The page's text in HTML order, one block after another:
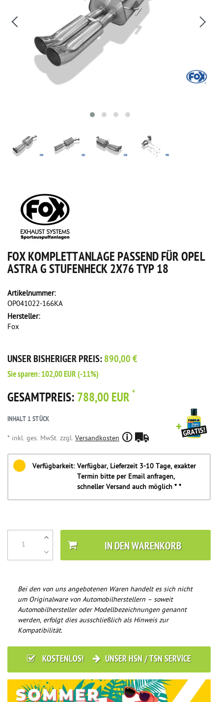
FOX KOMPLETTANLAGE PASSEND FÜR OPEL
ASTRA G STUFENHECK 2X76 TYP 18
Artikelnummer:
OP041022-166KA
Hersteller:
Fox
UNSER BISHERIGER PREIS:890,00 €
Sie sparen:102,00 EUR(-11%)
GESAMTPREIS: 788,00 EUR *
INHALT 1STÜCK
* inkl. ges. MwSt. zzgl. Versandkosten
Verfügbarkeit: Verfügbar, Lieferzeit 3-10 Tage, exakter
Termin bitte per Email anfragen,
schneller Versand auch möglich * *
IN DEN WARENKORB
Bei den von uns angebotenen Waren handelt es sich nicht
um Originalware von Automobilherstellern – soweit
Automobilhersteller oder Modellbezeichnungen genannt
werden, erfolgt dies ausschließlich als Hinweis zur
Kompatibilität.
KOSTENLOS! UNSER HSN / TSN SERVICE